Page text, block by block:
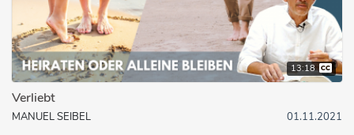
13:18
Verliebt
MANUEL SEIBEL 01.11.2021